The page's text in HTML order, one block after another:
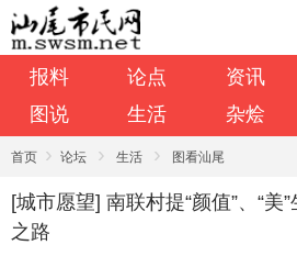
报料 论点 资讯
图说
生活 杂烩
首页 › 论坛 › 生活 › 图看汕尾
[城市愿望] 南联村提“颜值”、“美
之路